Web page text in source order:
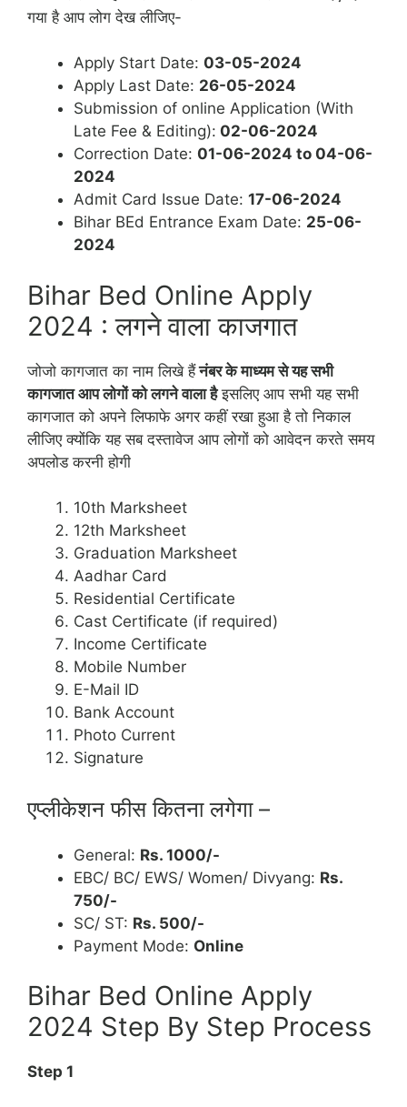
गया है आप लोग देख लीजिए-
Apply Start Date: 03-05-2024
Apply Last Date: 26-05-2024
Submission of online Application (With
Late Fee & Editing): 02-06-2024
Correction Date: 01-06-2024 to 04-06-
2024
Admit Card Issue Date: 17-06-2024
Bihar BEd Entrance Exam Date: 25-06-
2024
Bihar Bed Online Apply
2024 : लगने वाला काजगात
जोजो कागजात का नाम लिखे हैंनंबर के माध्यम से यह सभी
कागजात आप लोगों को लगने वाला हैइसलिए आप सभी यह सभी
कागजात को अपने लिफाफे अगर कहीं रखा हुआ है तो निकाल
लीजिए क्योंकि यह सब दस्तावेज आप लोगों को आवेदन करते समय
अपलोड करनी होगी
10th Marksheet
12th Marksheet
Graduation Marksheet
Aadhar Card
Residential Certificate
Cast Certificate (if required)
Income Certificate
Mobile Number
E-Mail ID
Bank Account
Photo Current
Signature
एप्लीकेशन फीस कितना लगेगा –
General: Rs. 1000/-
EBC/ BC/ EWS/ Women/ Divyang: Rs.
750/-
SC/ ST: Rs. 500/-
Payment Mode: Online
Bihar Bed Online Apply
2024 Step By Step Process
Step 1